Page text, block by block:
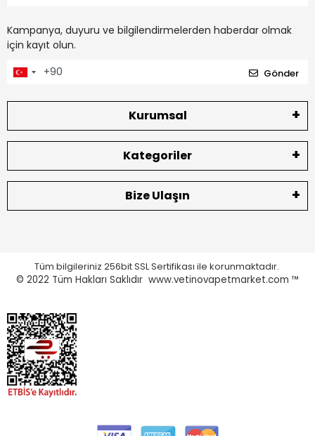
Kampanya, duyuru ve bilgilendirmelerden haberdar olmak
için kayıt olun.
Gönder
Kurumsal
Kategoriler
Bize Ulaşın
Tüm bilgileriniz 256bit SSL Sertifikası ile korunmaktadır.
© 2022 Tüm Hakları Saklıdır www.vetinovapetmarket.com ™